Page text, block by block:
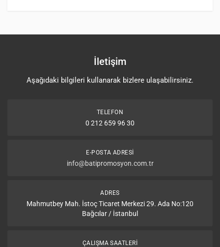
İletişim
Aşağıdaki bilgileri kullanarak bizlere ulaşabilirsiniz.
TELEFON
0 212 659 96 30
E-POSTA ADRESI
info@batipromosyon.com.tr
ADRES
Mahmutbey Mah. İstoç Ticaret Merkezi 29. Ada No:120
Bağcılar / İstanbul
ÇALIŞMA SAATLERI